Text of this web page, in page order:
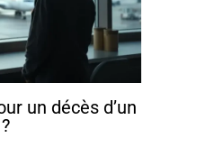
un décès d’un